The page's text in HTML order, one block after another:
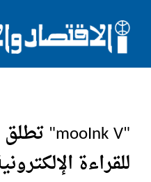
"mooInk V" تطلق أول جهاز
للقراءة